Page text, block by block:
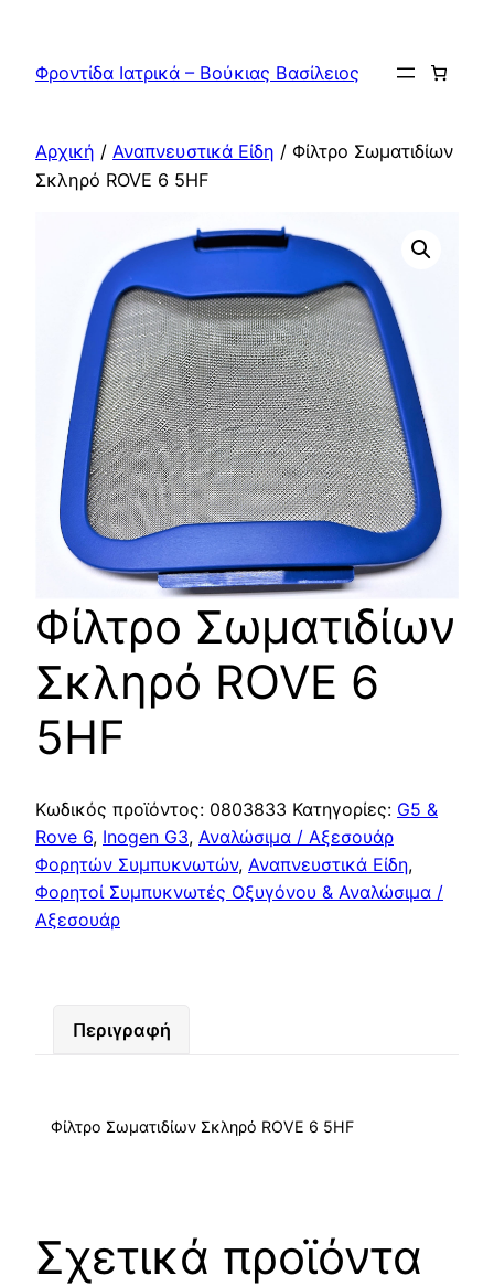
περιεχόμενο
Φροντίδα Ιατρικά – Βούκιας Βασίλειος
Αρχική / Αναπνευστικά Είδη / Φίλτρο Σωματιδίων
Σκληρό ROVE 6 5HF
Φίλτρο Σωματιδίων
Σκληρό ROVE 6
5HF
Κωδικός προϊόντος: 0803833 Κατηγορίες: G5 &
Rove 6, Inogen G3, Αναλώσιμα / Αξεσουάρ
Φορητών Συμπυκνωτών, Αναπνευστικά Είδη,
Φορητοί Συμπυκνωτές Οξυγόνου & Αναλώσιμα /
Αξεσουάρ
Περιγραφή
Φίλτρο Σωματιδίων Σκληρό ROVE 6 5HF
Σχετικά προϊόντα